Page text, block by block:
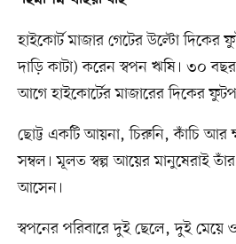
হাইকোর্ট মাজার গেটের উল্টো দিকের
দাড়ি কাটা) করেন স্বপন ঋষি। ৩০
আগে হাইকোর্টের মাজারের দিকের
ছোট্ট একটি আয়না, চিরুনি, কাঁচি
সম্বল। মূলত স্বল্প আয়ের মানুষেরাই
আসেন।
স্বপনের পরিবারে দুই ছেলে, দুই মেয়ে